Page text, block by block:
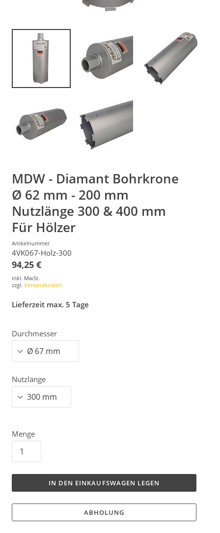
MDW - Diamant Bohrkrone
Ø 62 mm - 200 mm
Nutzlänge 300 & 400 mm
Für Hölzer
Artikelnummer
4VK067-Holz-300
94,25 €
inkl. MwSt.
zzgl. Versandkosten
Lieferzeit max. 5 Tage
Durchmesser
Nutzlänge
Menge
IN DEN EINKAUFSWAGEN LEGEN
ABHOLUNG